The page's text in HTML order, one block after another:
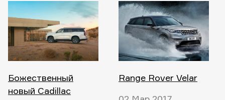
Божественный
новый Cadillac
Range Rover Velar